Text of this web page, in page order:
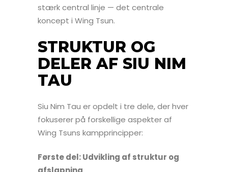
stærk central linje — det centrale
koncept i Wing Tsun.
STRUKTUR OG
DELER AF SIU NIM
TAU
Siu Nim Tau er opdelt i tre dele, der hver
fokuserer på forskellige aspekter af
Wing Tsuns kampprincipper:
Første del: Udvikling af struktur og